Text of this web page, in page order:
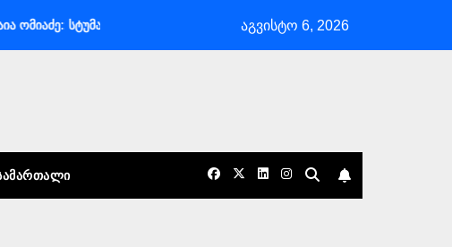
მასპინძლობა არის საქართველოს განსაკუთრებული ხიბლი და ის
აგვისტო 6, 2026